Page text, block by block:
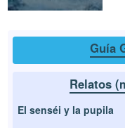
Guía
Relatos
El senséi y la pupila